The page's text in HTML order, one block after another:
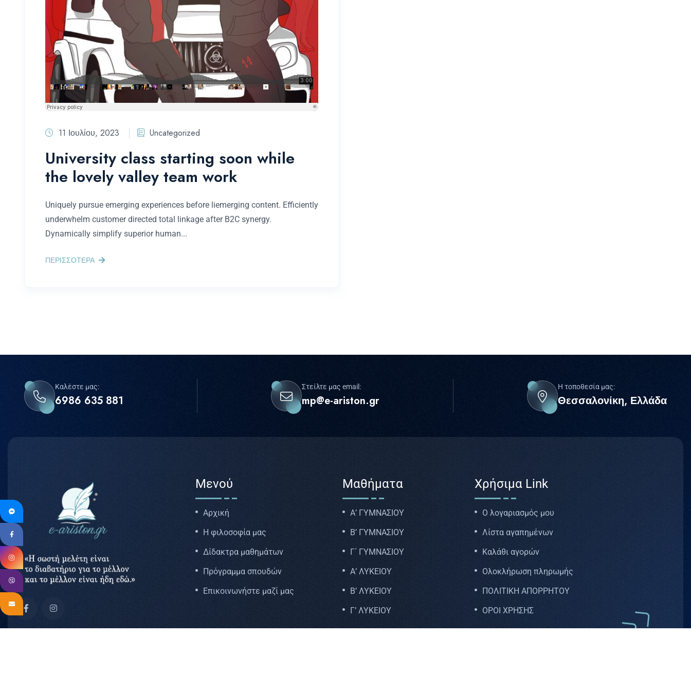
11 Ιουλίου, 2023 Uncategorized
University class starting soon while
the lovely valley team work
Uniquely pursue emerging experiences before liemerging content. Efficiently
underwhelm customer directed total linkage after B2C synergy.
Dynamically simplify superior human...
ΠΕΡΙΣΣΟΤΕΡΑ
Καλέστε μας:
6986 635 881
Στείλτε μας email:
mp@e-ariston.gr
Η τοποθεσία μας:
Θεσσαλονίκη, Ελλάδα
Μενού
Αρχική
Η φιλοσοφία μας
Δίδακτρα μαθημάτων
Πρόγραμμα σπουδών
Επικοινωνήστε μαζί μας
Μαθήματα
Α’ ΓΥΜΝΑΣΙΟΥ
Β’ ΓΥΜΝΑΣΙΟΥ
Γ΄ ΓΥΜΝΑΣΙΟΥ
Α’ ΛΥΚΕΙΟΥ
Β’ ΛΥΚΕΙΟΥ
Γ’ ΛΥΚΕΙΟΥ
Χρήσιμα Link
Ο λογαριασμός μου
Λίστα αγαπημένων
Καλάθι αγορών
Ολοκλήρωση πληρωμής
ΠΟΛΙΤΙΚΗ ΑΠΟΡΡΗΤΟΥ
ΟΡΟΙ ΧΡΗΣΗΣ